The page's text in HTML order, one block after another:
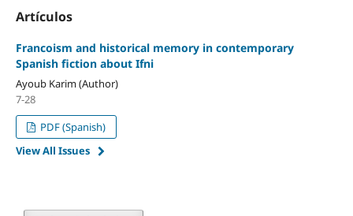
Artículos
Francoism and historical memory in contemporary
Spanish fiction about Ifni
Ayoub Karim (Author)
7-28
PDF (Spanish)
View All Issues